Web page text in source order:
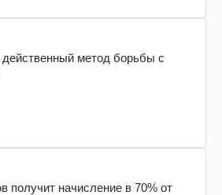
действенный метод борьбы с
получит начисление в 70% от